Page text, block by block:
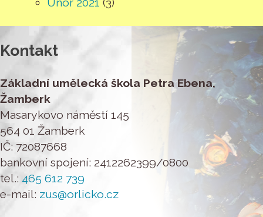
Kontakt
Základní umělecká škola Petra Ebena,
Žamberk
Masarykovo náměstí 145
564 01 Žamberk
IČ: 72087668
bankovní spojení: 2412262399/0800
tel.: 465 612 739
e-mail: zus@orlicko.cz